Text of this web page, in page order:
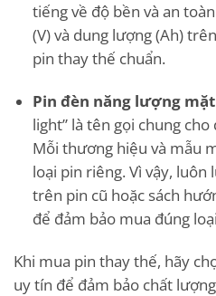
tiếng về độ bền và an
(V) và dung lượng (Ah)
pin thay thế chuẩn.
Pin đèn năng lượng
light” là tên gọi chung
Mỗi thương hiệu và mẫu
loại pin riêng. Vì vậy,
trên pin cũ hoặc sách
để đảm bảo mua đúng
Khi mua pin thay thế, hãy
uy tín để đảm bảo chất